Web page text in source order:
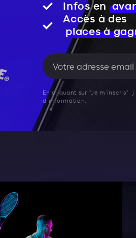
Infos en
Accès à des
places à
En cliquant sur "Je m'inscris",
d’information.